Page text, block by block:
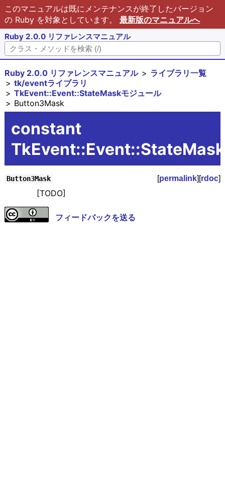
このマニュアルは既にメンテナンスが終了したバージョン
の Ruby を対象としています。 最新版のマニュアルへ
Ruby 2.0.0 リファレンスマニュアル
Ruby 2.0.0 リファレンスマニュアル
ライブラリ一覧
tk/eventライブラリ
TkEvent::Event::StateMaskモジュール
Button3Mask
constant
Button3Mask [permalink][rdoc]
[TODO]
フィードバックを送る